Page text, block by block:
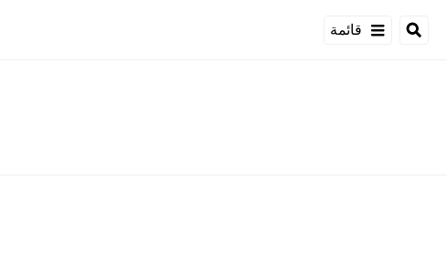
قائمة